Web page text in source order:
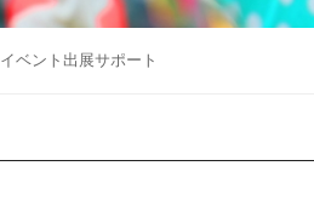
イベント出展サポート